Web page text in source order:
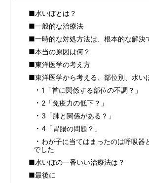
■水いぼとは？
■一般的な治療法
■一時的な対処方法は、根本的な解決
■本当の原因は何？
■東洋医学の考え方
■東洋医学から考える、部位別、水い
1「首に関係する部位の不調？」
2「免疫力の低下？」
3「肺と関係がある？」
4「胃腸の問題？」
わが子に当てはまったのは呼吸器
でした
■水いぼの一番いい治療法は？
■最後に